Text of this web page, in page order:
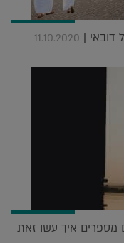
11.10.2020
מספרים איך עשו זאת